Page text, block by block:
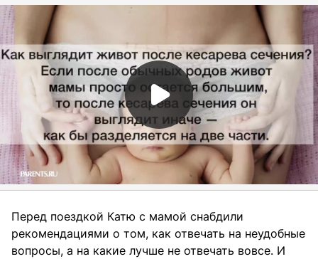
Перед поездкой Катю с мамой снабдили
рекомендациями о том, как отвечать на неудобные
вопросы, а на какие лучше не отвечать вовсе. И